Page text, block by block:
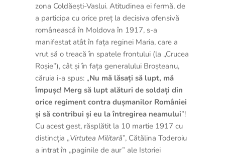
zona Coldăești-Vaslui. Atitudinea ei fermă, de
a participa cu orice preț la decisiva ofensivă
românească în Moldova în 1917, s-a
manifestat atât în fața reginei Maria, care a
vrut să o treacă în spatele frontului (la „Crucea
Roșie”), cât și în fața generalului Broșteanu,
căruia i-a spus: „Nu mă lăsați să lupt, mă
împușc! Merg să lupt alături de soldați din
orice regiment contra dușmanilor României
și să contribui și eu la întregirea neamului”!
Cu acest gest, răsplătit la 10 martie 1917 cu
distincția „Virtutea Militară”, Cătălina Toderoiu
a intrat în „paginile de aur” ale Istoriei